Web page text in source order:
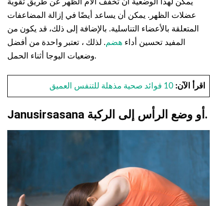
يمكن لهذا الوضعية أن تخفف آلام الظهر عن طريق تقوية
عضلات الظهر. يمكن أن يساعد أيضًا في إزالة المضاعفات
المتعلقة بالأعضاء التناسلية. بالإضافة إلى ذلك، قد يكون من
المفيد تحسين أداء هضم. لذلك ، تعتبر واحدة من أفضل
وضعيات اليوجا أثناء الحمل.
اقرأ الآن: 10 فوائد صحية مذهلة للتنفس العميق
Janusirsasana أو وضع الرأس إلى الركبة.